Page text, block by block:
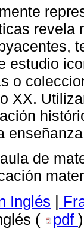
revela
estudio
o
XX.
aula de
Inglés |
( pdf